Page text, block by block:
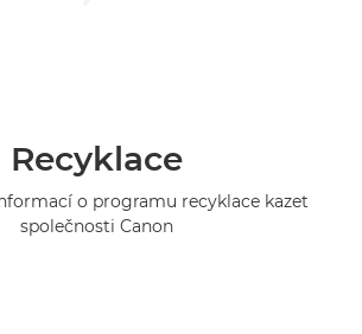
Recyklace
o programu recyklace kazet
společnosti Canon